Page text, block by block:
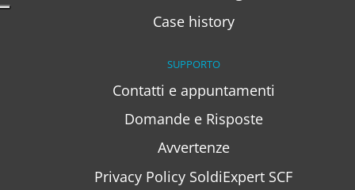
Case history
SUPPORTO
Contatti e appuntamenti
Domande e Risposte
Avvertenze
Privacy Policy SoldiExpert SCF